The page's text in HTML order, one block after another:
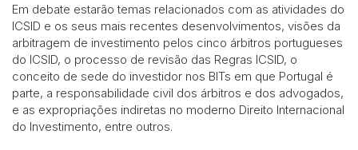
Em debate estarão temas relacionados com as atividades do
ICSID e os seus mais recentes desenvolvimentos, visões da
arbitragem de investimento pelos cinco árbitros portugueses
do ICSID, o processo de revisão das Regras ICSID, o
conceito de sede do investidor nos BITs em que Portugal é
parte, a responsabilidade civil dos árbitros e dos advogados,
e as expropriações indiretas no moderno Direito Internacional
do Investimento, entre outros.